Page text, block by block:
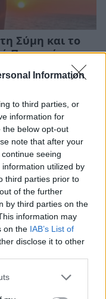
Information
to third parties, or
information for
the below opt-out
note that after your
seeing
utilized by
third parties prior to
of the further
by third parties on the
information may
on the IAB’s List of
disclose it to other
Σύμη και το
Πανορμίτη